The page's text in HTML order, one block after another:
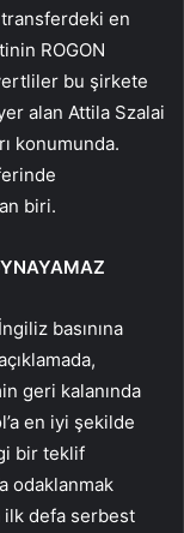
transferdeki en
ROGON
bu şirkete
alan Attila Szalai
konumunda.
biri.
basınına
geri kalanında
en iyi şekilde
bir teklif
odaklanmak
ilk defa serbest